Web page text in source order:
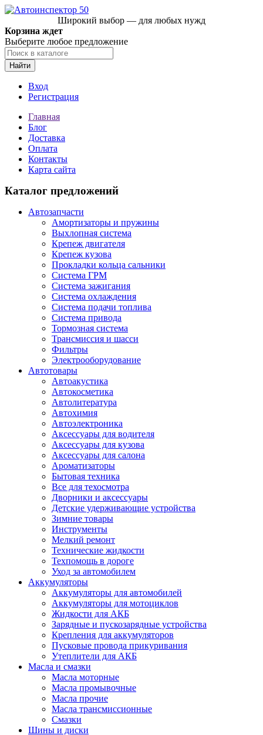
Широкий выбор — для любых нужд
Корзина ждет
Выберите любое предложение
Найти
Вход
Регистрация
Главная
Блог
Доставка
Оплата
Контакты
Карта сайта
Каталог предложений
Автозапчасти
Амортизаторы и пружины
Выхлопная система
Крепеж двигателя
Крепеж кузова
Прокладки кольца сальники
Система ГРМ
Система зажигания
Система охлаждения
Система подачи топлива
Система привода
Тормозная система
Трансмиссия и шасси
Фильтры
Электрооборудование
Автотовары
Автоакустика
Автокосметика
Автолитература
Автохимия
Автоэлектроника
Аксессуары для водителя
Аксессуары для кузова
Аксессуары для салона
Ароматизаторы
Бытовая техника
Все для техосмотра
Дворники и аксессуары
Детские удерживающие устройства
Зимние товары
Инструменты
Мелкий ремонт
Технические жидкости
Техпомощь в дороге
Уход за автомобилем
Аккумуляторы
Аккумуляторы для автомобилей
Аккумуляторы для мотоциклов
Жидкости для АКБ
Зарядные и пускозарядные устройства
Крепления для аккумуляторов
Пусковые провода прикуривания
Утеплители для АКБ
Масла и смазки
Масла моторные
Масла промывочные
Масла прочие
Масла трансмиссионные
Смазки
Шины и диски